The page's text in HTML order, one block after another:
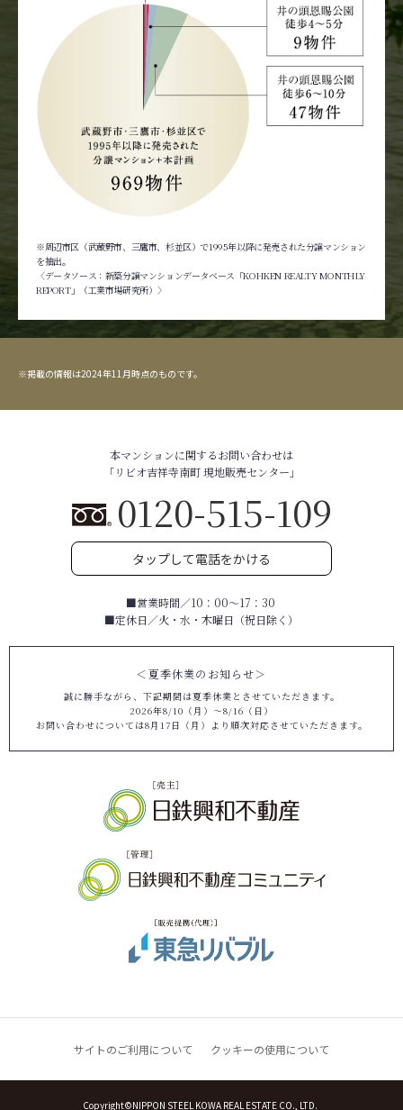
※周辺市区（武蔵野市、三鷹市、杉並区）で1995年以降に発売された分譲マンション
を抽出。
〈データソース：新築分譲マンションデータベース「KOHKEN REALTY MONTHLY
REPORT」（工業市場研究所）〉
※掲載の情報は2024年11月時点のものです。
本マンションに関するお問い合わせは
「リビオ吉祥寺南町 現地販売センター」
0120-515-109
タップして電話をかける
■営業時間／10：00～17：30
■定休日／火・水・木曜日（祝日除く）
＜夏季休業のお知らせ＞
誠に勝手ながら、下記期間は夏季休業とさせていただきます。
2026年8/10（月）～8/16（日）
お問い合わせについては8月17日（月）より順次対応させていただきます。
サイトのご利用について クッキーの使用について
Copyright©NIPPON STEEL KOWA REAL ESTATE CO., LTD.